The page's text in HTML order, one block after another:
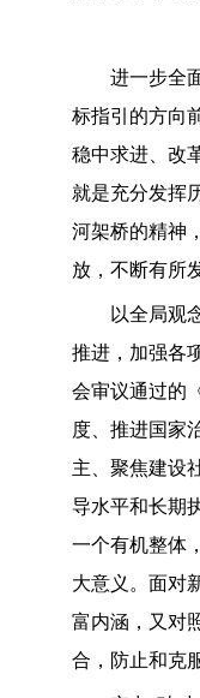
进一步全面
标指引的方向
稳中求进、改
就是充分发挥
河架桥的精神
放，不断有所
以全局观念
推进，加强各
会审议通过的
度、推进国家
主、聚焦建设
导水平和长期
一个有机整体
大意义。面对
富内涵，又对
合，防止和克